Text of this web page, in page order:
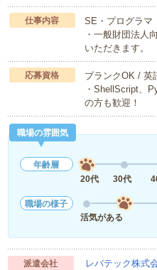
仕事内容
SE・プログラマ
・一般財団法人
いただきます。
応募資格
ブランクOK / 英
・ShellScript、
の方も歓迎！
職場の雰囲気
年齢層
20代
30代
職場の様子
活気がある
派遣会社 レバテック株式